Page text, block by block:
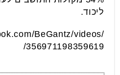
ליכוד.
BeGantz/videos/
356971198359619/